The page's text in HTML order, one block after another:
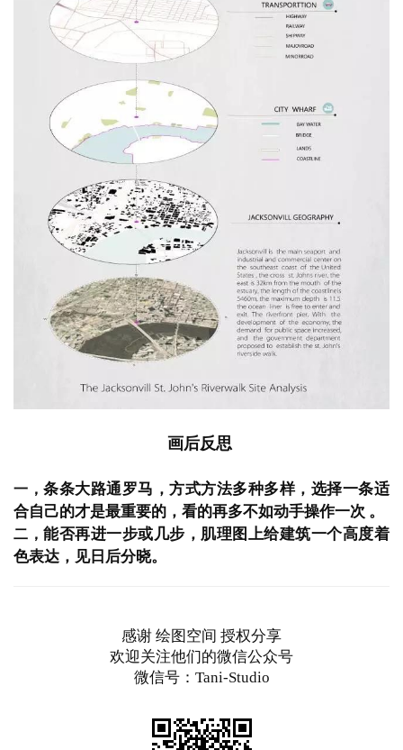
画后反思
一，条条大路通罗马，方式方法多种多样， 选择一条适
合自己的才是最重要的，看的再多不如动手操作一次 。
二，能否再进一步或几步， 肌理图上给建筑一个高度着
色表达，见日后分晓。
感谢 绘图空间 授权分享
欢迎关注他们的微信公众号
微信号：Tani-Studio